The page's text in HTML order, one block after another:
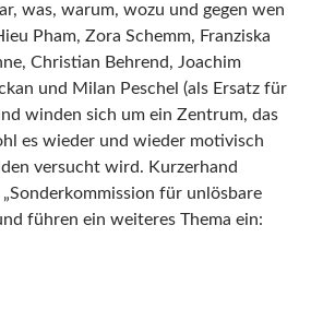
was, warum, wozu und gegen wen
Pham, Zora Schemm, Franziska
Christian Behrend, Joachim
und Milan Peschel (als Ersatz für
winden sich um ein Zentrum, das
es wieder und wieder motivisch
versucht wird. Kurzerhand
für unlösbare
führen ein weiteres Thema ein: